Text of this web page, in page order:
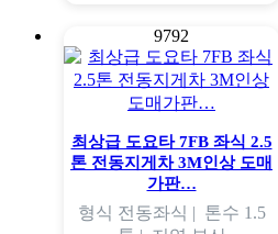
9792
최상급 도요타 7FB 좌식 2.5
톤 전동지게차 3M인상 도매
가판…
형식 전동좌식 | 톤수 1.5